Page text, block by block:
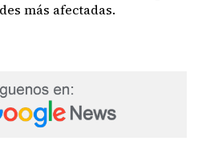
más afectadas.